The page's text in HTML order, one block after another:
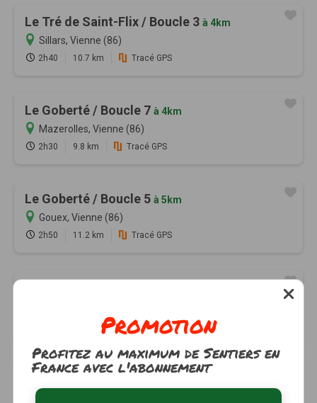
Le Tré de Saint-Flix / Boucle 3 à 4km
Sillars, Vienne (86)
2h40 10.7 km Tracé GPS
Le Goberté / Boucle 7 à 4km
Mazerolles, Vienne (86)
2h30 9.8 km Tracé GPS
Le Goberté / Boucle 5 à 5km
Gouex, Vienne (86)
2h50 11.2 km Tracé GPS
Tracé GPS
Sur les traces du loup à 7km
Promotion
Profitez au maximum de Sentiers en
France avec l'abonnement